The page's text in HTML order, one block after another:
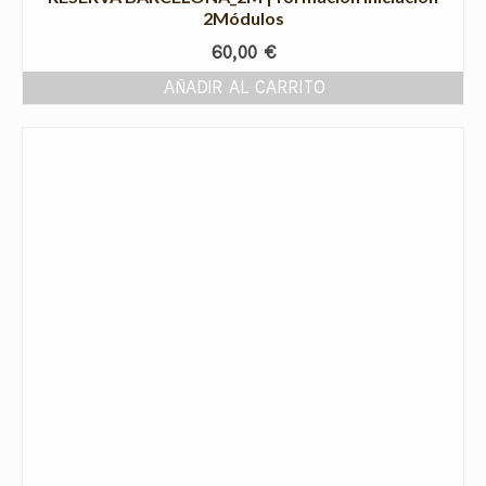
2Módulos
60,00 €
AÑADIR AL CARRITO